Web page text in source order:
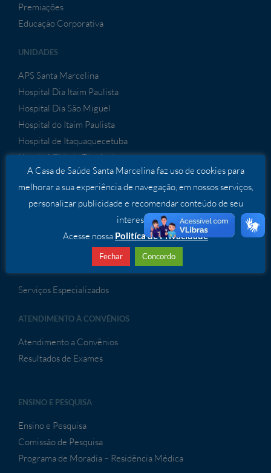
Premiações
Educação Corporativa
UNIDADES
APS Santa Marcelina
Hospital Dia Itaim Paulista
Hospital Dia São Miguel
Hospital do Itaim Paulista
Hospital de Itaquaquecetuba
Hospital Cidade Tiradentes
Hospital São Bernardo
Hospital de Porto Velho
Hospital de Sapezal
Hospital Geral de Guaianases
Serviços Especializados
ATENDIMENTO À CONVÊNIOS
Atendimento a Convênios
Resultados de Exames
ENSINO E PESQUISA
Ensino e Pesquisa
Comissão de Pesquisa
Programa de Moradia – Residência Médica
A Casa de Saúde Santa Marcelina faz uso de cookies para
melhorar a sua experiência de navegação, em nossos serviços,
personalizar publicidade e recomendar conteúdo de seu
interesse.
Acesse nossa Politíca de Privacidade
Fechar Concordo